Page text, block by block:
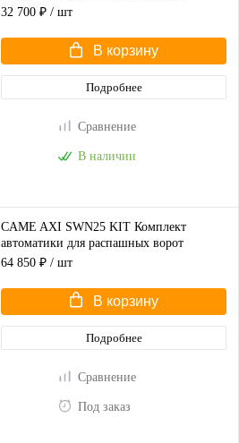
высотой до 2,25 м
32 700 ₽ / шт
В корзину
Подробнее
Сравнение
В наличии
CAME AXI SWN25 KIT Комплект
автоматики для распашных ворот
(корпус серый)
64 850 ₽ / шт
В корзину
Подробнее
Сравнение
Под заказ